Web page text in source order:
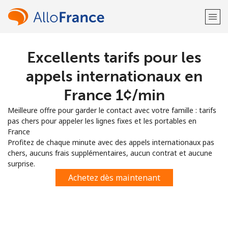
Bienvenue!
Vous avez déjà un compte?
S'enregistrer avec
ou
Excellents tarifs pour les
appels internationaux en
France ⁦1¢⁩/min
Meilleure offre pour garder le contact avec votre famille : tarifs
pas chers pour appeler les lignes fixes et les portables en
France
Profitez de chaque minute avec des appels internationaux pas
chers, aucuns frais supplémentaires, aucun contrat et aucune
surprise.
Achetez dès maintenant